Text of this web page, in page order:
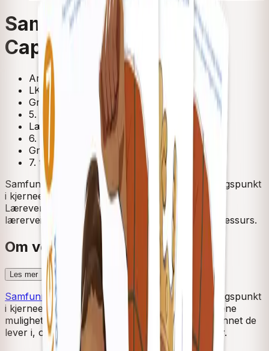
Samfunnsfag 5–7 fra
Cappelen Damm
Arbeidsbok
LK20
Grunnskole
5. trinn
Lærerens bok
6. trinn
Grunnbok
7. trinn
Samfunnsfag 5–7 fra Cappelen Damm tar utgangspunkt
i kjerneelementene i læreplanen i samfunnsfag.
Læreverket består av en grunnbok og en
lærerveiledning til hvert trinn og en digital lærerressurs.
Om verket
Les mer
Samfunnsfag 5–7 fra Cappelen Damm
tar utgangspunkt
i kjerneelementene i samfunnsfaget, og gir elevene
mulighet til å utforske egen identitet, lokalsamfunnet de
lever i, og nasjonale og globale problemstillinger.